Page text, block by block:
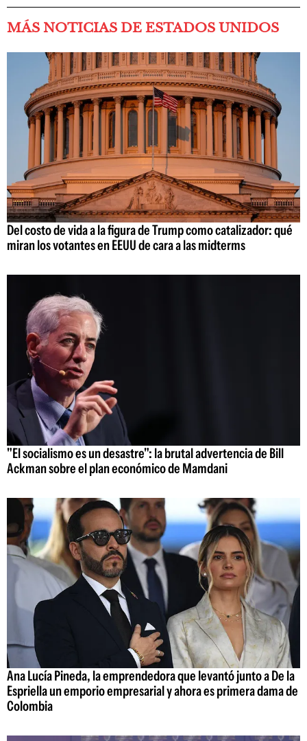
MÁS NOTICIAS DE ESTADOS UNIDOS
Del costo de vida a la figura de Trump como catalizador: qué
miran los votantes en EEUU de cara a las midterms
"El socialismo es un desastre": la brutal advertencia de Bill
Ackman sobre el plan económico de Mamdani
Ana Lucía Pineda, la emprendedora que levantó junto a De la
Espriella un emporio empresarial y ahora es primera dama de
Colombia